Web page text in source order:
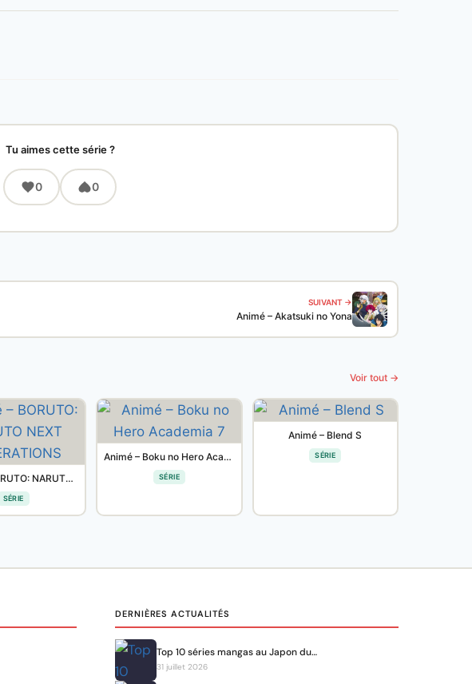
Tu aimes cette série ?
0 0
SUIVANT →
Animé – Akatsuki no Yona
Voir tout →
Animé – BORUTO: NARUTO NEXT GENERATIONS
SÉRIE
Animé – Boku no Hero Academia 7
SÉRIE
Animé – Blend S
SÉRIE
DERNIÈRES ACTUALITÉS
Top 10 séries mangas au Japon du…
31 juillet 2026